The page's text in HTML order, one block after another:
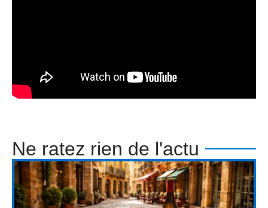
Ne ratez rien de l'actu